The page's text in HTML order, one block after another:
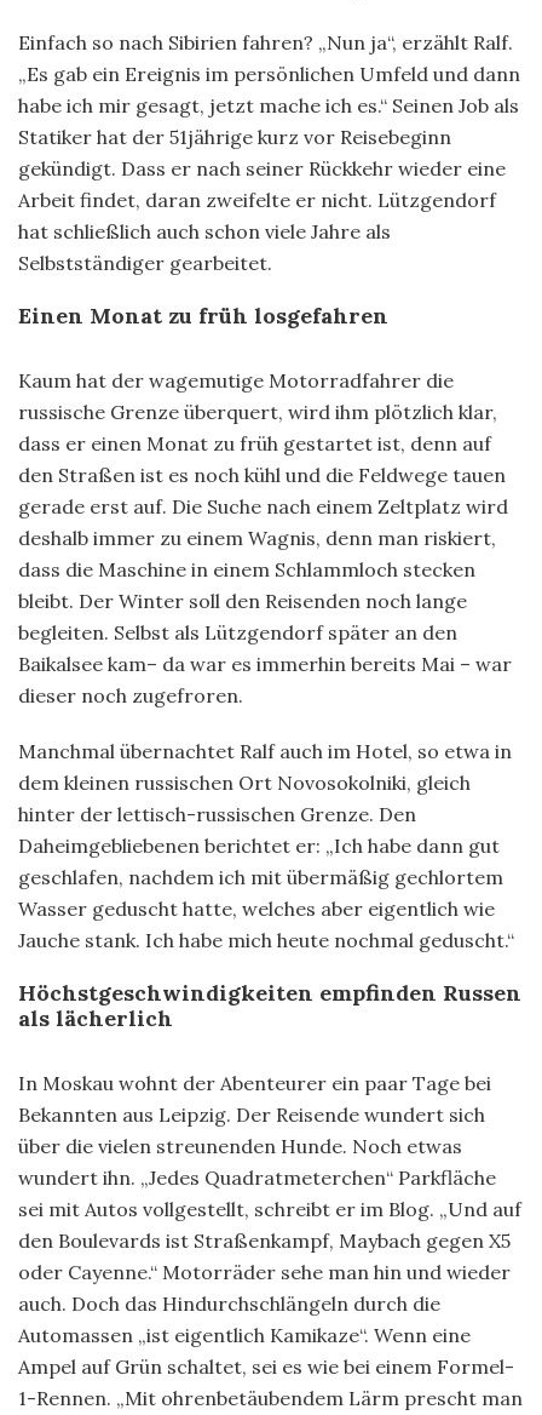
Einfach so nach Sibirien fahren? „Nun ja“, erzählt Ralf.
„Es gab ein Ereignis im persönlichen Umfeld und dann
habe ich mir gesagt, jetzt mache ich es.“ Seinen Job als
Statiker hat der 51jährige kurz vor Reisebeginn
gekündigt. Dass er nach seiner Rückkehr wieder eine
Arbeit findet, daran zweifelte er nicht. Lützgendorf
hat schließlich auch schon viele Jahre als
Selbstständiger gearbeitet.
Einen Monat zu früh losgefahren
Kaum hat der wagemutige Motorradfahrer die
russische Grenze überquert, wird ihm plötzlich klar,
dass er einen Monat zu früh gestartet ist, denn auf
den Straßen ist es noch kühl und die Feldwege tauen
gerade erst auf. Die Suche nach einem Zeltplatz wird
deshalb immer zu einem Wagnis, denn man riskiert,
dass die Maschine in einem Schlammloch stecken
bleibt. Der Winter soll den Reisenden noch lange
begleiten. Selbst als Lützgendorf später an den
Baikalsee kam– da war es immerhin bereits Mai – war
dieser noch zugefroren.
Manchmal übernachtet Ralf auch im Hotel, so etwa in
dem kleinen russischen Ort Novosokolniki, gleich
hinter der lettisch-russischen Grenze. Den
Daheimgebliebenen berichtet er: „Ich habe dann gut
geschlafen, nachdem ich mit übermäßig gechlortem
Wasser geduscht hatte, welches aber eigentlich wie
Jauche stank. Ich habe mich heute nochmal geduscht.“
Höchstgeschwindigkeiten empfinden Russen
als lächerlich
In Moskau wohnt der Abenteurer ein paar Tage bei
Bekannten aus Leipzig. Der Reisende wundert sich
über die vielen streunenden Hunde. Noch etwas
wundert ihn. „Jedes Quadratmeterchen“ Parkfläche
sei mit Autos vollgestellt, schreibt er im Blog. „Und auf
den Boulevards ist Straßenkampf, Maybach gegen X5
oder Cayenne.“ Motorräder sehe man hin und wieder
auch. Doch das Hindurchschlängeln durch die
Automassen „ist eigentlich Kamikaze“. Wenn eine
Ampel auf Grün schaltet, sei es wie bei einem Formel-
1-Rennen. „Mit ohrenbetäubendem Lärm prescht man